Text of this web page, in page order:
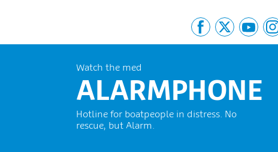
Watch the med
ALARMPHONE
Hotline for boatpeople in distress. No
rescue, but Alarm.